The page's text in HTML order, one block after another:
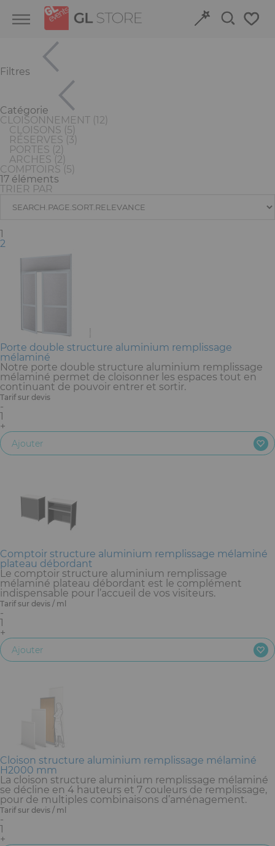
content
navigation
Retour
Structures et Tribunes
Aménagement
Énergie
Stand
Conception et Production d'Événements
Dispositifs Sanitaires
Solutions pour Événements Hybrides
Retour
Découvrez nos espaces
Réservez en ligne
Filtres
Catégorie
CLOISONNEMENT (12)
CLOISONS (5)
RÉSERVES (3)
PORTES (2)
ARCHES (2)
COMPTOIRS (5)
17 éléments
TRIER PAR
1
2
Porte double structure aluminium remplissage
mélaminé
Notre porte double structure aluminium remplissage
mélaminé permet de cloisonner les espaces tout en
continuant de pouvoir entrer et sortir.
Tarif sur devis
-
1
+
Ajouter
Comptoir structure aluminium remplissage mélaminé
plateau débordant
Le comptoir structure aluminium remplissage
mélaminé plateau débordant est le complément
indispensable pour l’accueil de vos visiteurs.
Tarif sur devis / ml
-
1
+
Ajouter
Cloison structure aluminium remplissage mélaminé
H2000 mm
La cloison structure aluminium remplissage mélaminé
se décline en 4 hauteurs et 7 couleurs de remplissage,
pour de multiples combinaisons d’aménagement.
Tarif sur devis / ml
-
1
+
Panneau de gestion des cookies